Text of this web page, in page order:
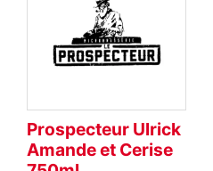
Prospecteur Ulrick
Amande et Cerise